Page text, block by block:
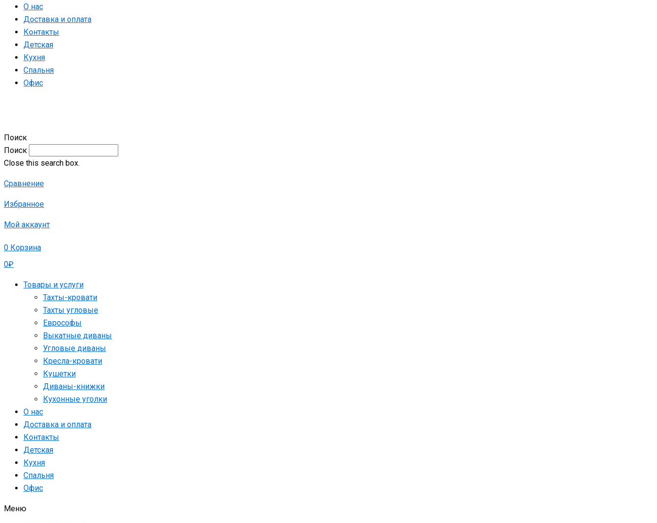
О нас
Доставка и оплата
Контакты
Детская
Кухня
Спальня
Офис
Поиск
Поиск
Close this search box.
Сравнение
Избранное
Мой аккаунт
0₽
0 Корзина
Товары и услуги
Тахты-кровати
Тахты угловые
Еврософы
Выкатные диваны
Угловые диваны
Кресла-кровати
Кушетки
Диваны-книжки
Кухонные уголки
О нас
Доставка и оплата
Контакты
Детская
Кухня
Спальня
Офис
Меню